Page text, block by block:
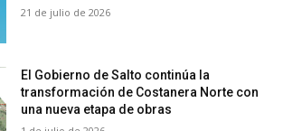
21 de julio de 2026
El Gobierno de Salto continúa la
transformación de Costanera Norte con
una nueva etapa de obras